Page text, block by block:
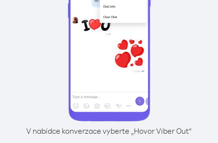
V nabídce konverzace vyberte „Hovor Viber Out“